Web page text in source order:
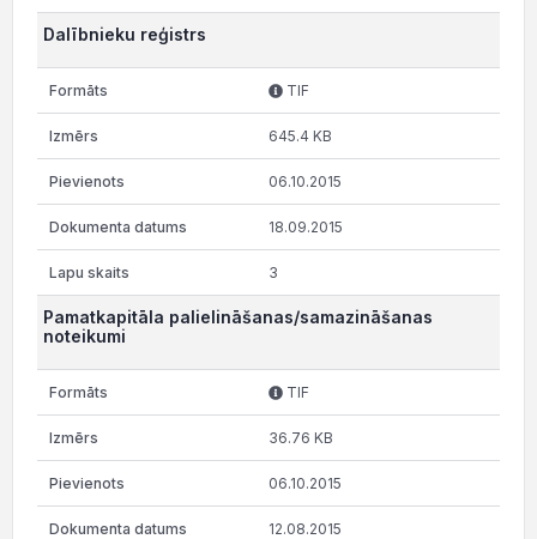
Dalībnieku reģistrs
TIF
645.4 KB
06.10.2015
18.09.2015
3
Pamatkapitāla palielināšanas/samazināšanas
noteikumi
TIF
36.76 KB
06.10.2015
12.08.2015